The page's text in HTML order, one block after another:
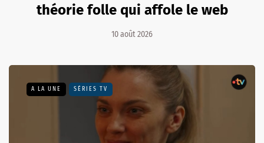
théorie folle qui affole le web
10 août 2026
A LA UNE SÉRIES TV